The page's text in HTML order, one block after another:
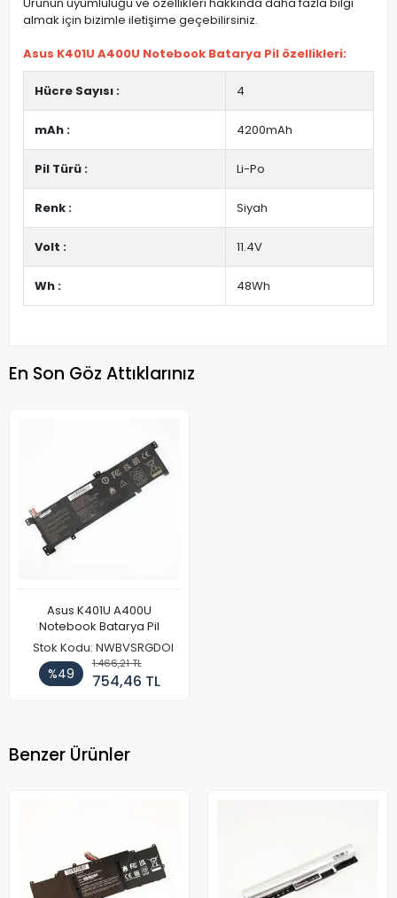
almak için bizimle iletişime geçebilirsiniz.
Asus K401U A400U Notebook Batarya Pil özellikleri:
Hücre Sayısı : 4
mAh : 4200mAh
Pil Türü : Li-Po
Renk : Siyah
Volt : 11.4V
Wh : 48Wh
En Son Göz Attıklarınız
Asus K401U A400U
Notebook Batarya Pil
Stok Kodu: NWBVSRGDOI
%49
1.466,21 TL
754,46 TL
Benzer Ürünler